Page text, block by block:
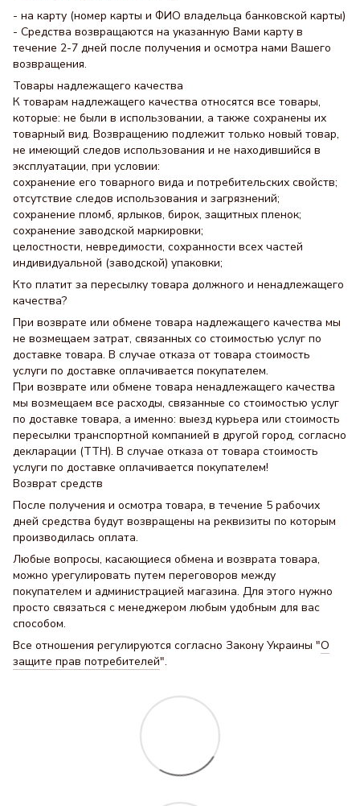
- на карту (номер карты и ФИО владельца банковской карты)
- Средства возвращаются на указанную Вами карту в
течение 2-7 дней после получения и осмотра нами Вашего
возвращения.
Товары надлежащего качества
К товарам надлежащего качества относятся все товары,
которые: не были в использовании, а также сохранены их
товарный вид. Возвращению подлежит только новый товар,
не имеющий следов использования и не находившийся в
эксплуатации, при условии:
сохранение его товарного вида и потребительских свойств;
отсутствие следов использования и загрязнений;
сохранение пломб, ярлыков, бирок, защитных пленок;
сохранение заводской маркировки;
целостности, невредимости, сохранности всех частей
индивидуальной (заводской) упаковки;
Кто платит за пересылку товара должного и ненадлежащего
качества?
При возврате или обмене товара надлежащего качества мы
не возмещаем затрат, связанных со стоимостью услуг по
доставке товара. В случае отказа от товара стоимость
услуги по доставке оплачивается покупателем.
При возврате или обмене товара ненадлежащего качества
мы возмещаем все расходы, связанные со стоимостью услуг
по доставке товара, а именно: выезд курьера или стоимость
пересылки транспортной компанией в другой город, согласно
декларации (ТТН). В случае отказа от товара стоимость
услуги по доставке оплачивается покупателем!
Возврат средств
После получения и осмотра товара, в течение 5 рабочих
дней средства будут возвращены на реквизиты по которым
производилась оплата.
Любые вопросы, касающиеся обмена и возврата товара,
можно урегулировать путем переговоров между
покупателем и администрацией магазина. Для этого нужно
просто связаться с менеджером любым удобным для вас
способом.
Все отношения регулируются согласно Закону Украины "О
защите прав потребителей".